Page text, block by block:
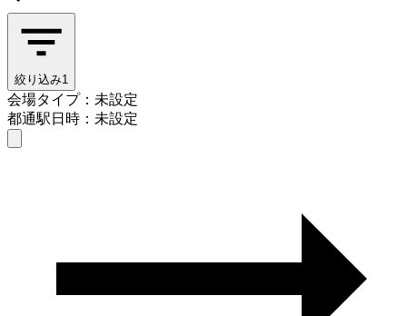
絞り込み1
会場タイプ：未設定
都通駅日時：未設定